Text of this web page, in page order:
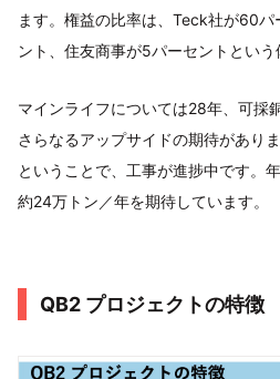
ます。権益の比率は、Teck社が60
ント、住友商事が5パーセントという
マインライフについては28年、可採
さらなるアップサイドの期待があり
ということで、工事が進捗中です。
約24万トン／年を期待しています。
QB2 プロジェクトの特徴